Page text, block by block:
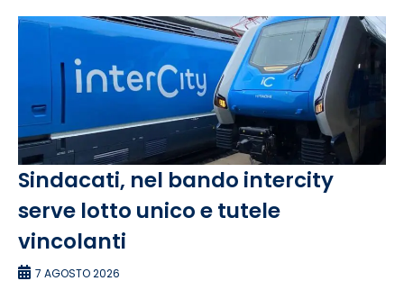
Sindacati, nel bando intercity
serve lotto unico e tutele
vincolanti
7 AGOSTO 2026